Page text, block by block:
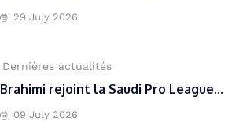
29 July 2026
Dernières actualités
Brahimi rejoint la Saudi Pro League...
09 July 2026